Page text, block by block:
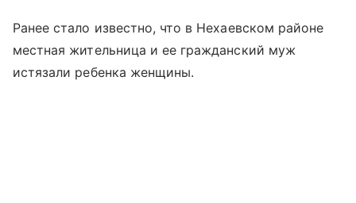
Ранее стало известно, что в Нехаевском районе
местная жительница и ее гражданский муж
истязали ребенка женщины.